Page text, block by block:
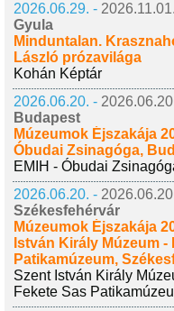
2026.06.29. - 2026.11.01.
Gyula
Minduntalan.
László prózavilága
Kohán Képtár
2026.06.20. -
Budapest
Múzeumok Éjszakája
Óbudai Zsinagóga,
EMIH - Óbudai
2026.06.20. -
Székesfehérvár
Múzeumok Éjszakája
István Király Múzeum -
Patikamúzeum,
Szent István Király
Fekete Sas